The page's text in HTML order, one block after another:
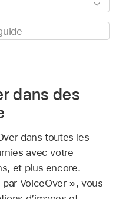
dans des
dans toutes les
avec votre
et plus encore.
VoiceOver », vous